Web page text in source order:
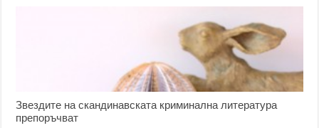
Звездите на скандинавската криминална литература
препоръчват